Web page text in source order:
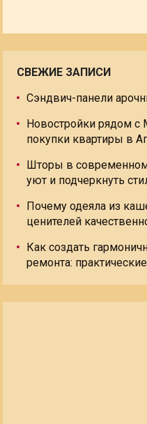
СВЕЖИЕ ЗАПИСИ
Сэндвич-панели
Новостройки рядом с
покупки квартиры в
Шторы в современном
уют и подчеркнуть
Почему одеяла из
ценителей
Как создать
ремонта: